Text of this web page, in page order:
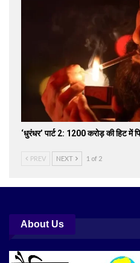
‘धुरंधर’ पार्ट 2: 1200 करोड़ की हिट में
PREV NEXT 1 of 2
About Us